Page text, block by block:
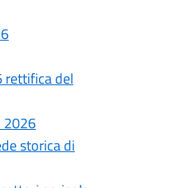
rettifica del
2026
storica di